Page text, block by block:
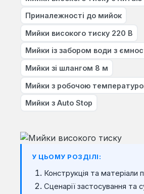
Приналежності до мийок
Мийки високого тиску 220 В
Мийки із забором води з
Мийки зі шлангом 8 м
Мийки з робочою
Мийки з Auto Stop
У ЦЬОМУ РОЗДІЛІ:
Конструкція та матеріали
Сценарії застосування та